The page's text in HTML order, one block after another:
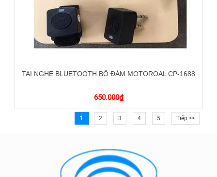
TAI NGHE BLUETOOTH BỘ ĐÀM MOTOROAL CP-1688
650.000₫
1 2 3 4 5 Tiếp >>